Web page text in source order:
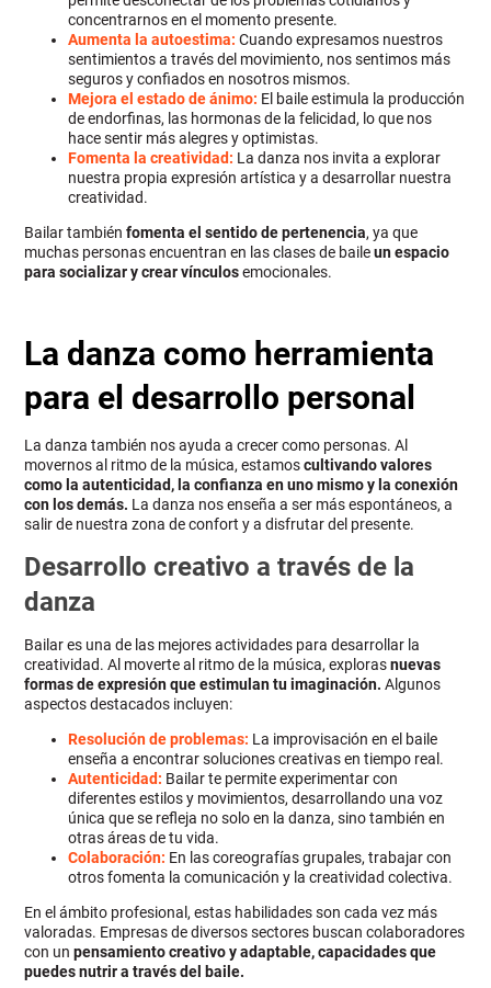
concentrarnos en el momento presente.
Aumenta la autoestima:Cuando expresamos nuestros
sentimientos a través del movimiento, nos sentimos más
seguros y confiados en nosotros mismos.
Mejora el estado de ánimo: El baile estimula la producción
de endorfinas, las hormonas de la felicidad, lo que nos
hace sentir más alegres y optimistas.
Fomenta la creatividad: La danza nos invita a explorar
nuestra propia expresión artística y a desarrollar nuestra
creatividad.
Bailar también fomenta el sentido de pertenencia, ya que
muchas personas encuentran en las clases de baileun espacio
para socializar y crear vínculosemocionales.
La danza como herramienta
para el desarrollo personal
La danza también nos ayuda a crecer como personas. Al
movernos al ritmo de la música, estamoscultivando valores
como la autenticidad, la confianza en uno mismo y la conexión
con los demás. La danza nos enseña a ser más espontáneos, a
salir de nuestra zona de confort y a disfrutar del presente.
Desarrollo creativo a través de la
danza
Bailar es una de las mejores actividades para desarrollar la
creatividad. Al moverte al ritmo de la música, explorasnuevas
formas de expresión que estimulan tu imaginación. Algunos
aspectos destacados incluyen:
Resolución de problemas: La improvisación en el baile
enseña a encontrar soluciones creativas en tiempo real.
Autenticidad: Bailar te permite experimentar con
diferentes estilos y movimientos, desarrollando una voz
única que se refleja no solo en la danza, sino también en
otras áreas de tu vida.
Colaboración: En las coreografías grupales, trabajar con
otros fomenta la comunicación y la creatividad colectiva.
En el ámbito profesional, estas habilidades son cada vez más
valoradas. Empresas de diversos sectores buscan colaboradores
con un pensamiento creativo y adaptable, capacidades que
puedes nutrir a través del baile.